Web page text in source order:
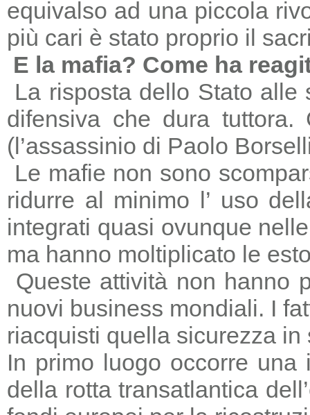
equivalso ad una piccola
più cari è stato proprio il
E la mafia? Come ha
La risposta dello Stato alle
difensiva che dura
(l’assassinio di Paolo
Le mafie non sono
ridurre al minimo l’ uso
integrati quasi ovunque
ma hanno moltiplicato le
Queste attività non hanno
nuovi business mondiali. I
riacquisti quella sicurezza
In primo luogo occorre
della rotta transatlantica